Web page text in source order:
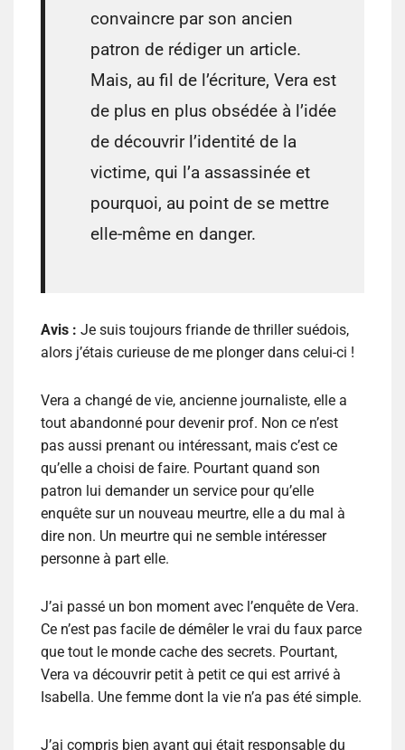
convaincre par son ancien
patron de rédiger un article.
Mais, au fil de l’écriture, Vera est
de plus en plus obsédée à l’idée
de découvrir l’identité de la
victime, qui l’a assassinée et
pourquoi, au point de se mettre
elle-même en danger.
Avis : Je suis toujours friande de thriller suédois,
alors j’étais curieuse de me plonger dans celui-ci !
Vera a changé de vie, ancienne journaliste, elle a
tout abandonné pour devenir prof. Non ce n’est
pas aussi prenant ou intéressant, mais c’est ce
qu’elle a choisi de faire. Pourtant quand son
patron lui demander un service pour qu’elle
enquête sur un nouveau meurtre, elle a du mal à
dire non. Un meurtre qui ne semble intéresser
personne à part elle.
J’ai passé un bon moment avec l’enquête de Vera.
Ce n’est pas facile de démêler le vrai du faux parce
que tout le monde cache des secrets. Pourtant,
Vera va découvrir petit à petit ce qui est arrivé à
Isabella. Une femme dont la vie n’a pas été simple.
J’ai compris bien avant qui était responsable du